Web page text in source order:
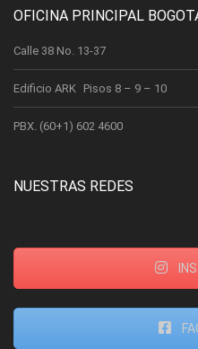
OFICINA PRINCIPAL
Calle 38 No. 13-37
Edificio ARK Pisos 8 – 9 – 10
PBX. (60+1) 602 4600
NUESTRAS REDES